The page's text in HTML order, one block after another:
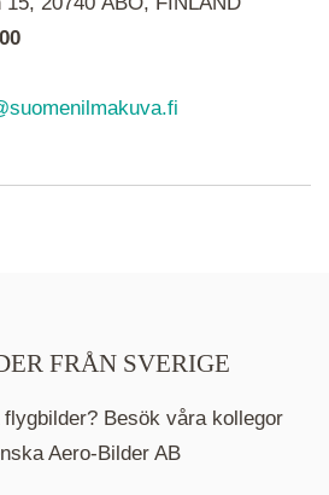
FRÅN SVERIGE
Besök våra kollegor
Aero-Bilder AB